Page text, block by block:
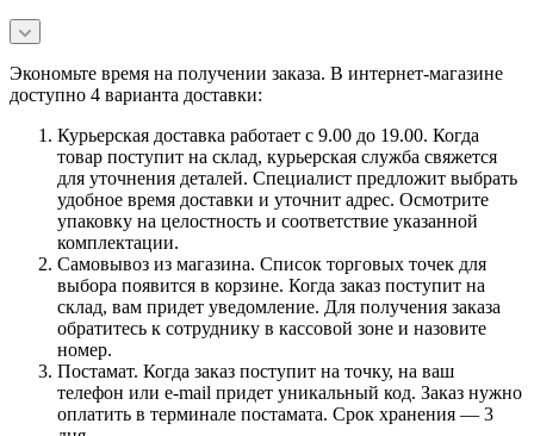
Экономьте время на получении заказа. В интернет-магазине
доступно 4 варианта доставки:
Курьерская доставка работает с 9.00 до 19.00. Когда
товар поступит на склад, курьерская служба свяжется
для уточнения деталей. Специалист предложит выбрать
удобное время доставки и уточнит адрес. Осмотрите
упаковку на целостность и соответствие указанной
комплектации.
Самовывоз из магазина. Список торговых точек для
выбора появится в корзине. Когда заказ поступит на
склад, вам придет уведомление. Для получения заказа
обратитесь к сотруднику в кассовой зоне и назовите
номер.
Постамат. Когда заказ поступит на точку, на ваш
телефон или e-mail придет уникальный код. Заказ нужно
оплатить в терминале постамата. Срок хранения — 3